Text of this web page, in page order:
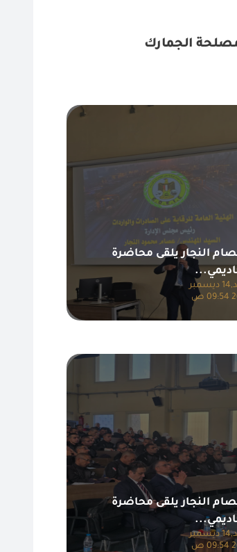
الجمارك
النجار يلقى محاضرة
الأحد,14 ديسمبر
ص
النجار يلقى محاضرة
الأحد,14 ديسمبر
ص